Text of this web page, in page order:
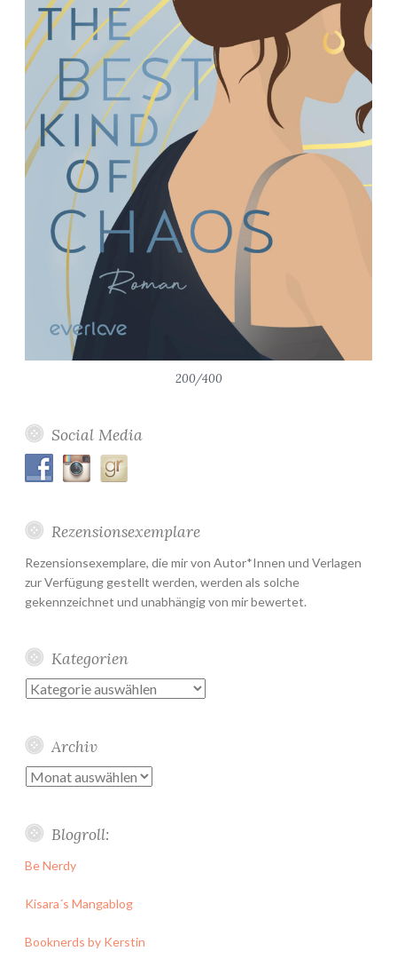
200/400
Social Media
Rezensionsexemplare
Rezensionsexemplare, die mir von Autor*Innen und Verlagen
zur Verfügung gestellt werden, werden als solche
gekennzeichnet und unabhängig von mir bewertet.
Kategorien
Kategorien
Archiv
Archiv
Blogroll:
Be Nerdy
Kisara´s Mangablog
Booknerds by Kerstin